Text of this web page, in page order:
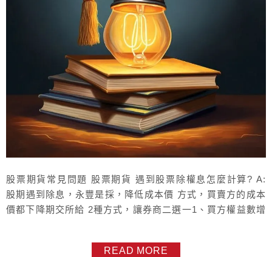
股票期貨常見問題 股票期貨 遇到股票除權息怎麼計算? A:
股期遇到除息，永豐是採，降低成本價 方式，買賣方的成本
價都下降期交所給 2種方式，讓券商二選一1、買方權益數增
READ MORE